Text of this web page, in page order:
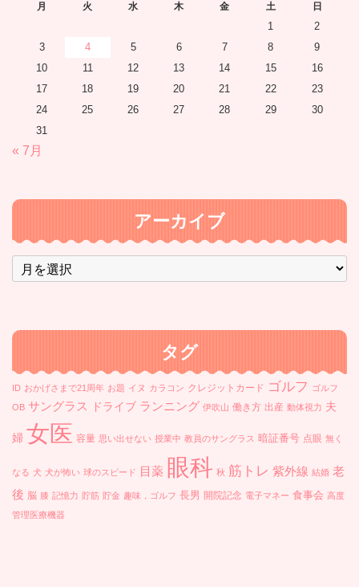
月 火 水 木 金 土 日
1
2
3
4 5 6 7 8
9
10
11 12 13 14 15
16
17
18 19 20 21 22
23
24
25 26 27 28 29
30
31
« 7月
アーカイブ
ア
ー
ブ
タグ
ID おかげさまで21周年 お題 イヌ カラコン クレジットカード ゴルフ ゴルフ
OB サングラス ドライブ ランニング 伊吹山 働き方 出産 動体視力 夫
婦 女医 容量 思い出せない 授業中 教員のサングラス 暗証番号 点眼 無く
なる 犬 犬が怖い 球のスピード 目薬 眼科 秋 筋トレ 紫外線 結婚 老
後 脳 膝 記憶力 貯筋 貯金 趣味，ゴルフ 長男 開院記念 電子マネー 食事会 高度
管理医療機器